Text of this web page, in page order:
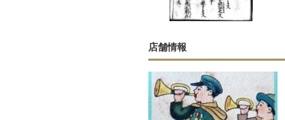
店舗情報